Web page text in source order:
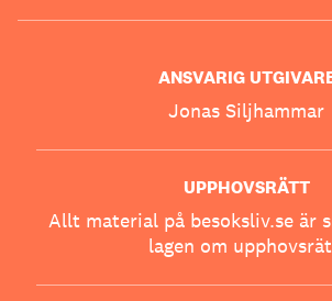
ANSVARIG
Jonas Siljhammar
UPPHOVSRÄTT
Allt material på besoksliv.se är
lagen om